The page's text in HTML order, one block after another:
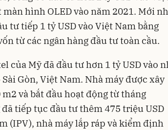
hình OLED vào năm 2021. Mới
tư tiếp 1 tỷ USD vào Việt Nam bằng
từ các ngân hàng đầu tư toàn cầu.
của Mỹ đã đầu tư hơn 1 tỷ USD vào
Gòn, Việt Nam. Nhà máy được xây
và bắt đầu hoạt động từ tháng
tiếp tục đầu tư thêm 475 triệu USD
(IPV), nhà máy lắp ráp và kiểm định